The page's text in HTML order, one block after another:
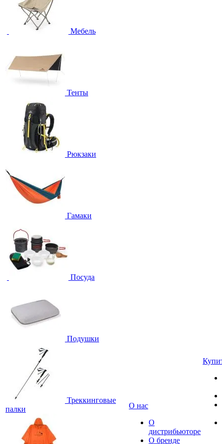
Мебель
Тенты
Рюкзаки
Гамаки
Посуда
Подушки
Треккинговые
палки
О нас
О
дистрибьюторе
О бренде